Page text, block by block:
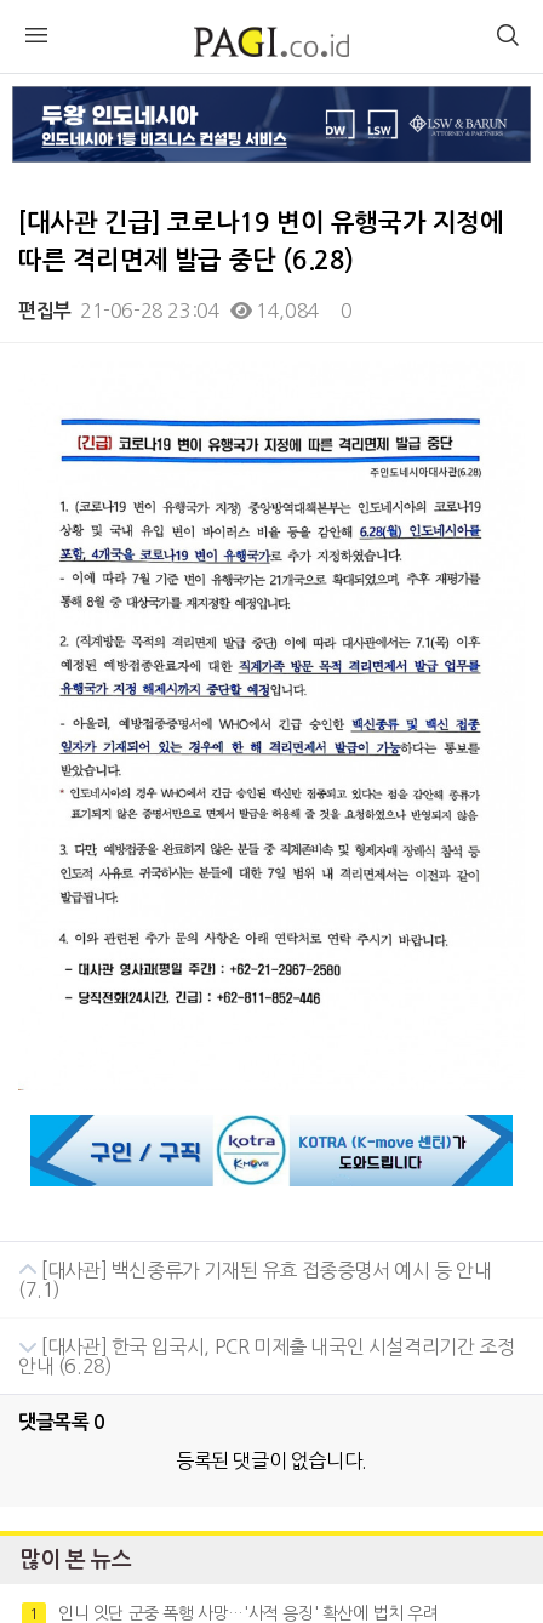
[대사관 긴급] 코로나19 변이 유행국가 지정에
따른 격리면제 발급 중단 (6.28)
편집부 21-06-28 23:04 14,084 0
[대사관] 백신종류가 기재된 유효 접종증명서 예시 등 안내
(7.1)
[대사관] 한국 입국시, PCR 미제출 내국인 시설격리기간 조정
안내 (6.28)
댓글목록 0
등록된 댓글이 없습니다.
많이 본 뉴스
1 인니 잇단 군중 폭행 사망…'사적 응징' 확산에 법치 우려